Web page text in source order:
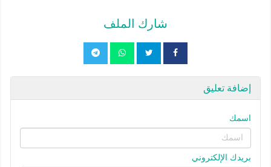
شارك الملف
إضافة تعليق
اسمك
بريدك الإلكتروني